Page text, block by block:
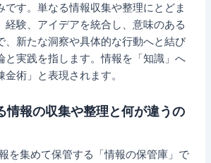
です。単なる情報収集や整理にとどま
経験、アイデアを統合し、意味のある
、新たな洞察や具体的な行動へと結び
と実践を指します。情報を「知識」へ
術」と表現されます。
情報の収集や整理と何が違うの
を集めて保管する「情報の保管庫」で